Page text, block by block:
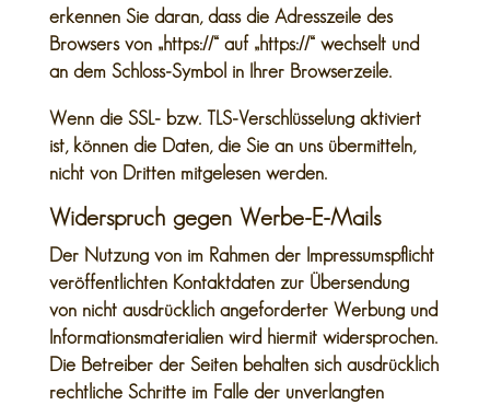
erkennen Sie daran, dass die Adresszeile des
Browsers von „https://“ auf „https://“ wechselt und
an dem Schloss-Symbol in Ihrer Browserzeile.
Wenn die SSL- bzw. TLS-Verschlüsselung aktiviert
ist, können die Daten, die Sie an uns übermitteln,
nicht von Dritten mitgelesen werden.
Widerspruch gegen Werbe-E-Mails
Der Nutzung von im Rahmen der Impressumspflicht
veröffentlichten Kontaktdaten zur Übersendung
von nicht ausdrücklich angeforderter Werbung und
Informationsmaterialien wird hiermit widersprochen.
Die Betreiber der Seiten behalten sich ausdrücklich
rechtliche Schritte im Falle der unverlangten